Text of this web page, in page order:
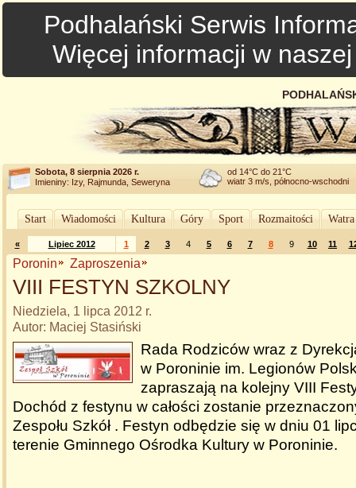
Podhalański Serwis
Więcej informacji w
Sobota, 8 sierpnia 2026 r.
Imieniny: Izy, Rajmunda, Seweryna
od 14°C do 21°C
wiatr 3 m/s, północno-wschodni
Start Wiadomości Kultura Góry Sport Rozmaitości
« Lipiec 2012 1 2 3 4 5 6 7 8 9 10 11
Poronin Zaproszenia
VIII FESTYN SZKOLNY
Niedziela, 1 lipca 2012 r.
Autor: Maciej Stasiński
Rada Rodziców wraz z
w Poroninie im. Legionów
zapraszają na kolejny VIII
Dochód z festynu w całości zostanie
Zespołu Szkół . Festyn odbędzie się w dniu 01
terenie Gminnego Ośrodka Kultury w Poroninie.